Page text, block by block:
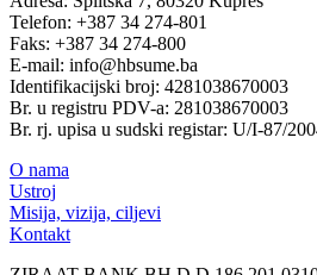
Telefon: +387 34 274-801
Faks: +387 34 274-800
E-mail: info@hbsume.ba
Identifikacijski broj: 4281038670003
Br. u registru PDV-a: 281038670003
Br. rj. upisa u sudski registar: U/I-87/
O nama
Ustroj
Misija, vizija, ciljevi
Kontakt